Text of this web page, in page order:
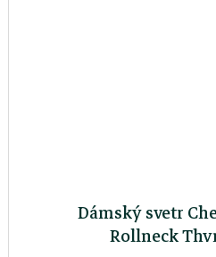
Dámský svetr
Rollneck